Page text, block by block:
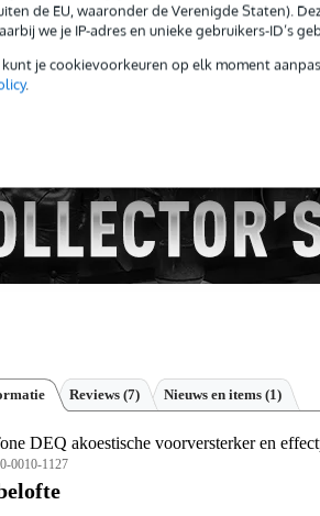
de EU, waaronder de Verenigde Staten).
we je IP-adres en unieke gebruikers-ID’s
kunt je cookievoorkeuren op elk moment
.
Gratis verzending vanaf € 99,-
dagen 'niet goed geld terug' garantie
Reviews (7) Nieuws en items (1)
DEQ akoestische voorversterker en
0010-1127